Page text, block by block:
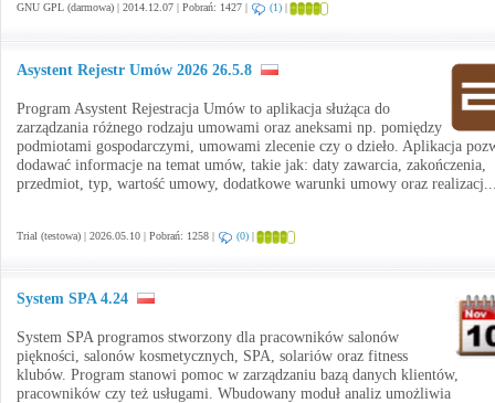
GNU GPL (darmowa) | 2014.12.07 | Pobrań: 1427 | (1) |
Asystent Rejestr Umów 2026 26.5.8
Program Asystent Rejestracja Umów to aplikacja służąca do
zarządzania różnego rodzaju umowami oraz aneksami np. pomiędzy
podmiotami gospodarczymi, umowami zlecenie czy o dzieło. Aplikacja
dodawać informacje na temat umów, takie jak: daty zawarcia, zakończenia,
przedmiot, typ, wartość umowy, dodatkowe warunki umowy oraz
Trial (testowa) | 2026.05.10 | Pobrań: 1258 | (0) |
System SPA 4.24
System SPA programos stworzony dla pracowników salonów
piękności, salonów kosmetycznych, SPA, solariów oraz fitness
klubów. Program stanowi pomoc w zarządzaniu bazą danych klientów,
pracowników czy też usługami. Wbudowany moduł analiz umożliwia